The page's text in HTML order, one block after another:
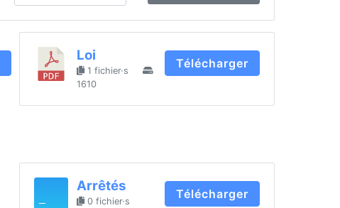
Loi
1 fichier·s
1610
Télécharger
Arrêtés
0 fichier·s
Télécharger